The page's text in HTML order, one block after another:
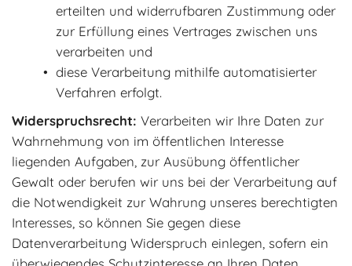
erteilten und widerrufbaren Zustimmung oder
zur Erfüllung eines Vertrages zwischen uns
verarbeiten und
diese Verarbeitung mithilfe automatisierter
Verfahren erfolgt.
Widerspruchsrecht: Verarbeiten wir Ihre Daten zur
Wahrnehmung von im öffentlichen Interesse
liegenden Aufgaben, zur Ausübung öffentlicher
Gewalt oder berufen wir uns bei der Verarbeitung auf
die Notwendigkeit zur Wahrung unseres berechtigten
Interesses, so können Sie gegen diese
Datenverarbeitung Widerspruch einlegen, sofern ein